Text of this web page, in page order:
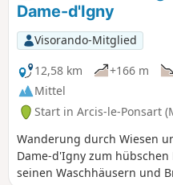
Dame-d'Igny
Visorando-Mitglied
12,58 km
+166 m
Mittel
Start in Arcis-le-Ponsart
Wanderung durch Wiesen
Dame-d'Igny zum
seinen Waschhäusern und